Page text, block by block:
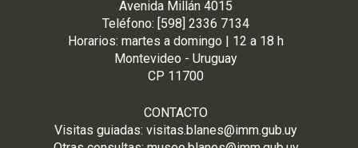
Avenida Millán 4015
Teléfono: [598] 2336 7134
Horarios: martes a domingo | 12 a 18 h
Montevideo - Uruguay
CP 11700
CONTACTO
Visitas guiadas: visitas.blanes@imm.gub.uy